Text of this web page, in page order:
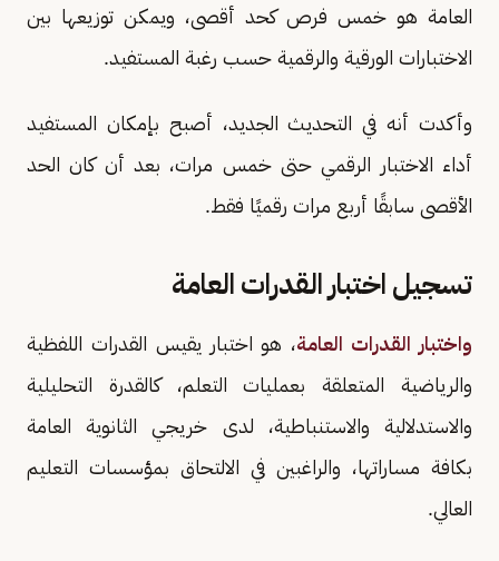
العامة هو خمس فرص كحد أقصى، ويمكن توزيعها بين
الاختبارات الورقية والرقمية حسب رغبة المستفيد.
وأكدت أنه في التحديث الجديد، أصبح بإمكان المستفيد
أداء الاختبار الرقمي حتى خمس مرات، بعد أن كان الحد
الأقصى سابقًا أربع مرات رقميًا فقط.
تسجيل اختبار القدرات العامة
واختبار القدرات العامة، هو اختبار يقيس القدرات اللفظية
والرياضية المتعلقة بعمليات التعلم، كالقدرة التحليلية
والاستدلالية والاستنباطية، لدى خريجي الثانوية العامة
بكافة مساراتها، والراغبين في الالتحاق بمؤسسات التعليم
العالي. ​